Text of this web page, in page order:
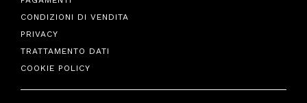
CONDIZIONI DI VENDITA
PRIVACY
TRATTAMENTO DATI
COOKIE POLICY